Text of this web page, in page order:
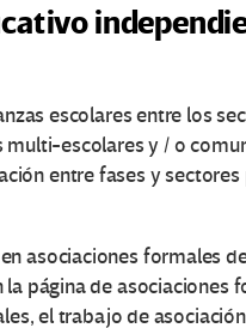
escolares entre los
multi-escolares y / o
entre fases y
asociaciones formales
página de asociaciones
el trabajo de